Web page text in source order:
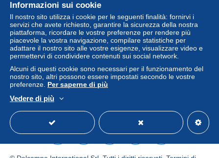
Informazioni sui cookie
Il nostro sito utilizza i cookie per le seguenti finalità: fornirvi i
servizi che avete richiesto, garantire la sicurezza della nostra
piattaforma, ricordare le vostre preferenze per rendere più
piacevole la vostra navigazione, compilare statistiche per
adattare il nostro sito alle vostre esigenze, visualizzare video e
permettervi di condividere contenuti sui social network.
Alcuni di questi cookie sono necessari per il funzionamento del
nostro sito, altri possono essere impostati secondo le vostre
preferenze. Per saperne di più
Vedere di più
Acquistare su Delcampe
Vendere su Delcampe
Un sito sicuro